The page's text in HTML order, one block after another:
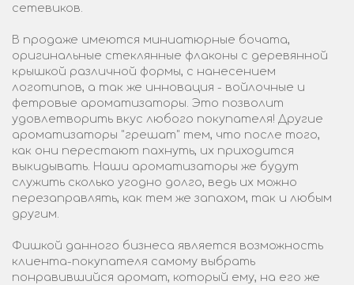
сетевиков.
В продаже имеются миниатюрные бочата,
оригинальные стеклянные флаконы с деревянной
крышкой различной формы, с нанесением
логотипов, а так же инновация - войлочные и
фетровые ароматизаторы. Это позволит
удовлетворить вкус любого покупателя! Другие
ароматизаторы "грешат" тем, что после того,
как они перестают пахнуть, их приходится
выкидывать. Наши ароматизаторы же будут
служить сколько угодно долго, ведь их можно
перезаправлять, как тем же запахом, так и любым
другим.
Фишкой данного бизнеса является возможность
клиента-покупателя самому выбрать
понравившийся аромат, который ему, на его же